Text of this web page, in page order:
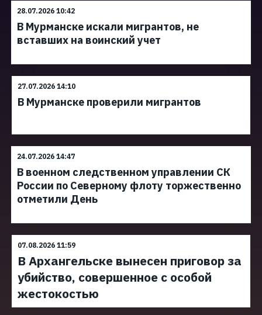
28.07.2026 10:42
В Мурманске искали мигрантов, не
вставших на воинский учет
27.07.2026 14:10
В Мурманске проверили мигрантов
24.07.2026 14:47
В военном следственном управлении СК
России по Северному флоту торжественно
отметили День
07.08.2026 11:59
В Архангельске вынесен приговор за
убийство, совершенное с особой
жестокостью